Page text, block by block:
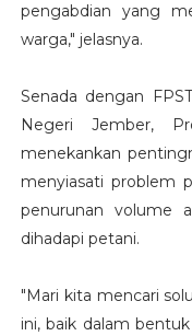
pengabdian yang
warga," jelasnya.
Senada dengan
Negeri Jember,
menekankan
menyiasati problem
penurunan volume
dihadapi petani.
"Mari kita mencari
ini, baik dalam